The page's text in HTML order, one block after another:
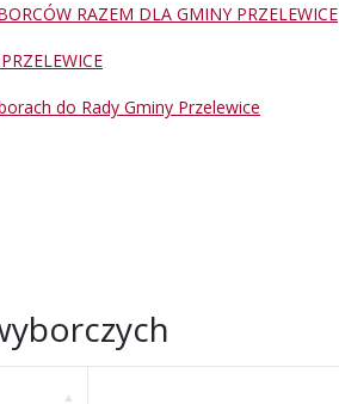
RAZEM DLA GMINY PRZELEWICE
do Rady Gminy Przelewice